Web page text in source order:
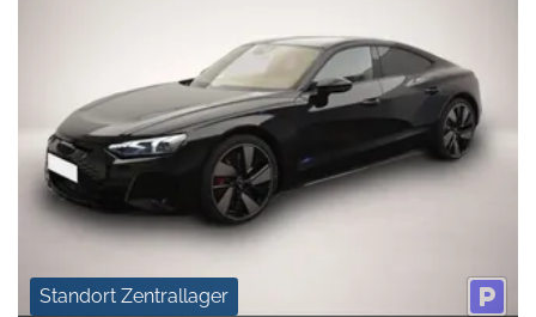
Standort Zentrallager